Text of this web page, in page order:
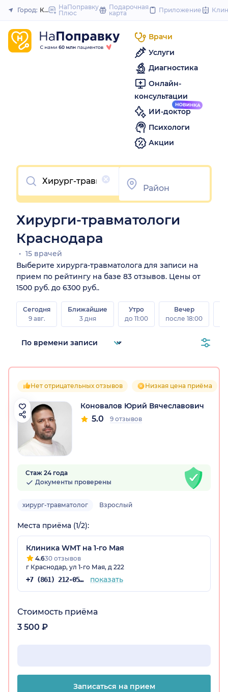
to
Закрыть
Город: КраснодарНаПоправку
Плюс
Подарочная
карта
Приложение
Врачи
Услуги
Диагностика
Онлайн-
консультации
ИИ-доктор
Психологи
Акции
Очистить
Хирурги-травматологи
Краснодара
15 врачей
Выберите хирурга-травматолога для записи на
прием по рейтингу на базе 83 отзывов. Цены от
1500 руб. до 6300 руб..
Сегодня
9 авг.
Ближайшие
3 дня
Утро
до 11:00
Вечер
после 18:00
Нет отрицательных отзывов Низкая цена приёма
Коновалов Юрий Вячеславович
5.0 9 отзывов
Стаж 24 года
Документы проверены
хирург-травматолог Взрослый
Места приёма (1/2):
Клиника WMT на 1-го Мая
4.630 отзывов
г Краснодар, ул 1-го Мая, д 222
+7 (861) 212-05-78 показать
Стоимость приёма
3 500 ₽
Записаться на прием